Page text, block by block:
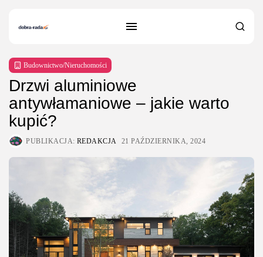
Budownictwo/Nieruchomości
Drzwi aluminiowe
antywłamaniowe – jakie warto
kupić?
PUBLIKACJA: REDAKCJA 21 PAŹDZIERNIKA, 2024